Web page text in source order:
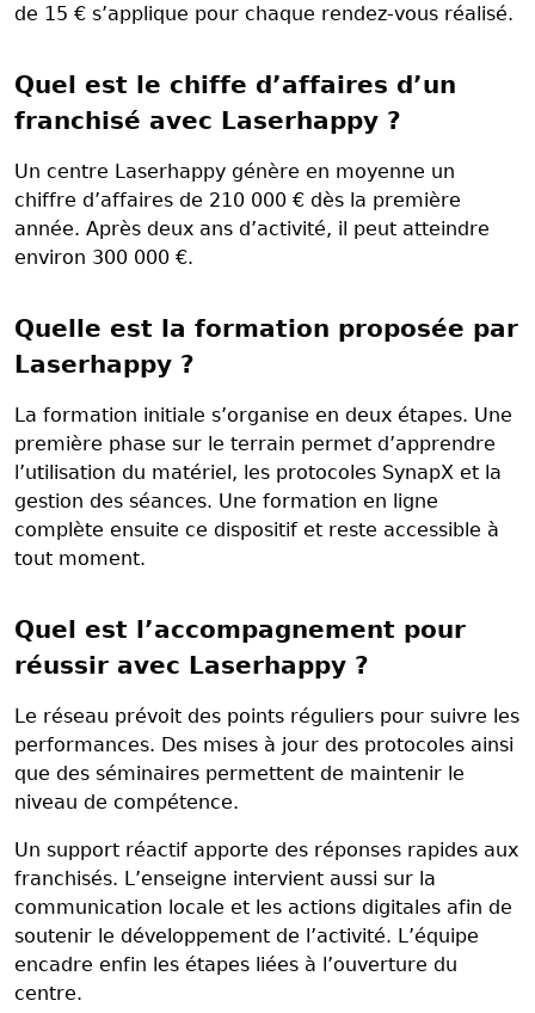
de 15 € s’applique pour chaque rendez-vous réalisé.
Quel est le chiffe d’affaires d’un
franchisé avec Laserhappy ?
Un centre Laserhappy génère en moyenne un
chiffre d’affaires de 210 000 € dès la première
année. Après deux ans d’activité, il peut atteindre
environ 300 000 €.
Quelle est la formation proposée par
Laserhappy ?
La formation initiale s’organise en deux étapes. Une
première phase sur le terrain permet d’apprendre
l’utilisation du matériel, les protocoles SynapX et la
gestion des séances. Une formation en ligne
complète ensuite ce dispositif et reste accessible à
tout moment.
Quel est l’accompagnement pour
réussir avec Laserhappy ?
Le réseau prévoit des points réguliers pour suivre les
performances. Des mises à jour des protocoles ainsi
que des séminaires permettent de maintenir le
niveau de compétence.
Un support réactif apporte des réponses rapides aux
franchisés. L’enseigne intervient aussi sur la
communication locale et les actions digitales afin de
soutenir le développement de l’activité. L’équipe
encadre enfin les étapes liées à l’ouverture du
centre.